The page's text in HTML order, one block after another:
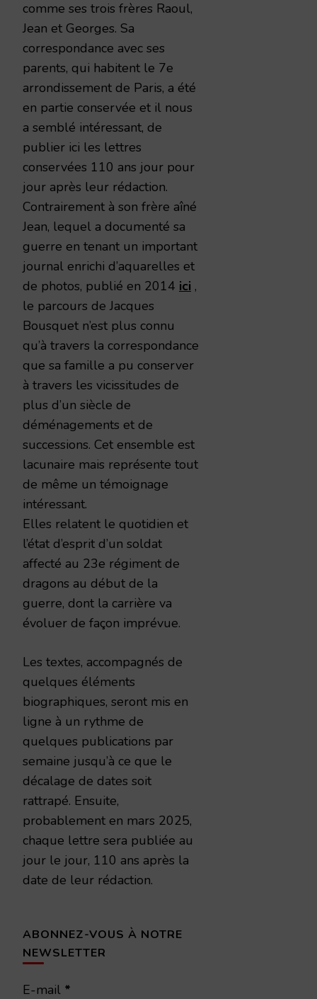
comme ses trois frères Raoul,
Jean et Georges. Sa
correspondance avec ses
parents, qui habitent le 7e
arrondissement de Paris, a été
en partie conservée et il nous
a semblé intéressant, de
publier ici les lettres
conservées 110 ans jour pour
jour après leur rédaction.
Contrairement à son frère aîné
Jean, lequel a documenté sa
guerre en tenant un important
journal enrichi d’aquarelles et
de photos, publié en 2014 ici ,
le parcours de Jacques
Bousquet n’est plus connu
qu’à travers la correspondance
que sa famille a pu conserver
à travers les vicissitudes de
plus d’un siècle de
déménagements et de
successions. Cet ensemble est
lacunaire mais représente tout
de même un témoignage
intéressant.
Elles relatent le quotidien et
l’état d’esprit d’un soldat
affecté au 23e régiment de
dragons au début de la
guerre, dont la carrière va
évoluer de façon imprévue.
Les textes, accompagnés de
quelques éléments
biographiques, seront mis en
ligne à un rythme de
quelques publications par
semaine jusqu’à ce que le
décalage de dates soit
rattrapé. Ensuite,
probablement en mars 2025,
chaque lettre sera publiée au
jour le jour, 110 ans après la
date de leur rédaction.
ABONNEZ-VOUS À NOTRE
NEWSLETTER
E-mail *